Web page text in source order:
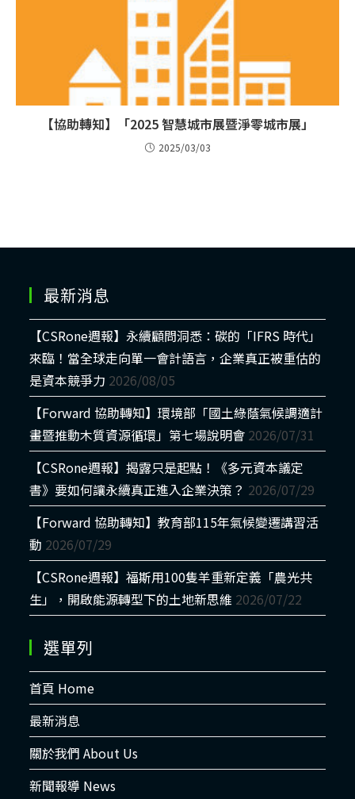
【協助轉知】「2025 智慧城市展暨淨零城市展」
2025/03/03
最新消息
【CSRone週報】永續顧問洞悉：碳的「IFRS 時代」
來臨！當全球走向單一會計語言，企業真正被重估的
是資本競爭力 2026/08/05
【Forward 協助轉知】環境部「國土綠蔭氣候調適計
畫暨推動木質資源循環」第七場說明會 2026/07/31
【CSRone週報】揭露只是起點！《多元資本議定
書》要如何讓永續真正進入企業決策？ 2026/07/29
【Forward 協助轉知】教育部115年氣候變遷講習活
動 2026/07/29
【CSRone週報】福斯用100隻羊重新定義「農光共
生」，開啟能源轉型下的土地新思維 2026/07/22
選單列
首頁 Home
最新消息
關於我們 About Us
新聞報導 News